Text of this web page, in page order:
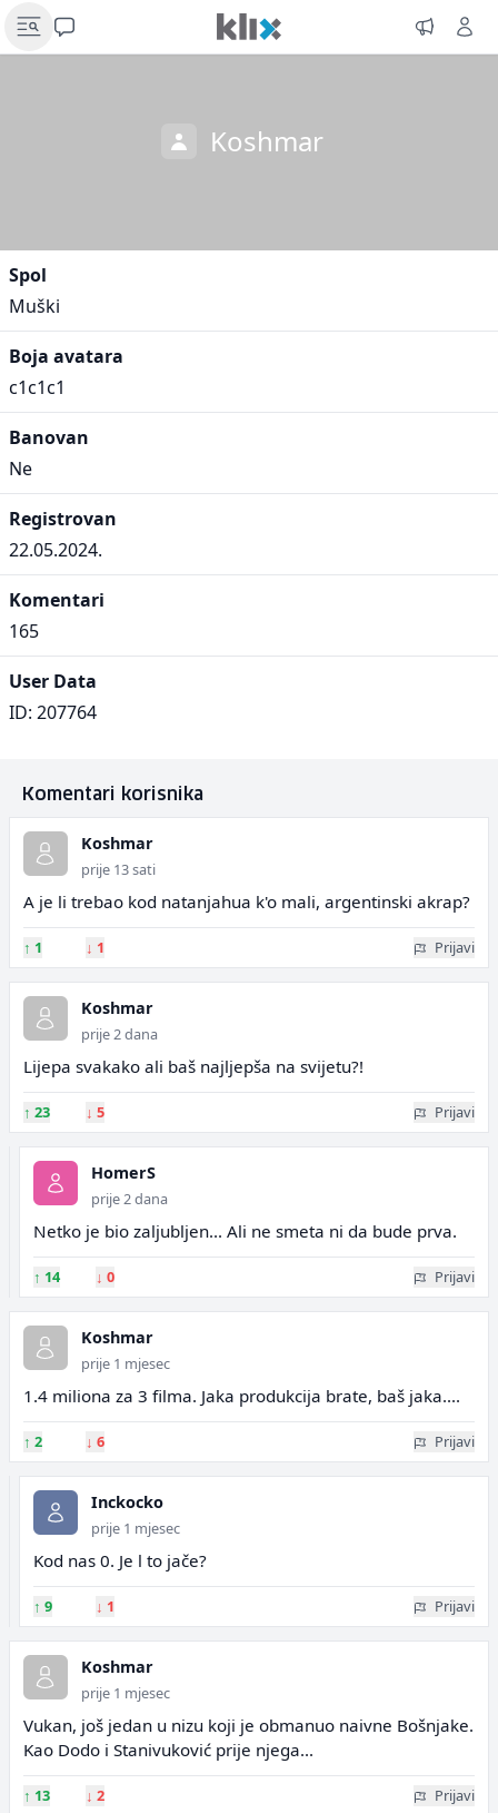
Koshmar
Spol
Muški
Boja avatara
c1c1c1
Banovan
Ne
Registrovan
22.05.2024.
Komentari
165
User Data
ID: 207764
Komentari korisnika
Koshmar
prije 13 sati
A je li trebao kod natanjahua k'o mali, argentinski akrap?
↑ 1 ↓ 1 Prijavi
Koshmar
prije 2 dana
Lijepa svakako ali baš najljepša na svijetu?!
↑ 23 ↓ 5 Prijavi
HomerS
prije 2 dana
Netko je bio zaljubljen... Ali ne smeta ni da bude prva.
↑ 14 ↓ 0 Prijavi
Koshmar
prije 1 mjesec
1.4 miliona za 3 filma. Jaka produkcija brate, baš jaka....
↑ 2 ↓ 6 Prijavi
Inckocko
prije 1 mjesec
Kod nas 0. Je l to jače?
↑ 9 ↓ 1 Prijavi
Koshmar
prije 1 mjesec
Vukan, još jedan u nizu koji je obmanuo naivne Bošnjake.
Kao Dodo i Stanivuković prije njega...
↑ 13 ↓ 2 Prijavi